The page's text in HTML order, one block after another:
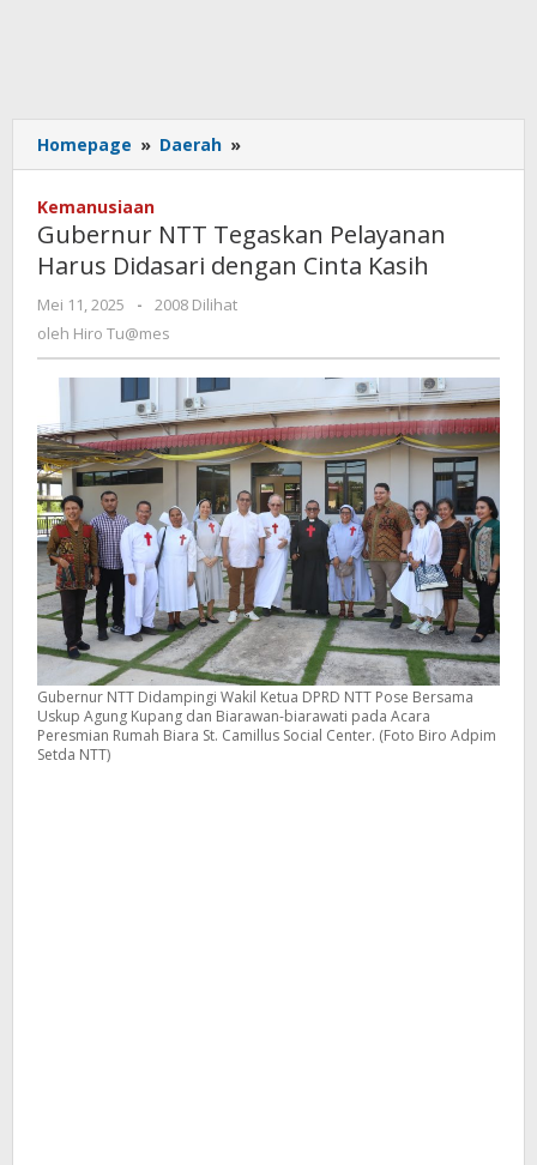
Homepage » Daerah »
NTT
Harus
Didasari
Kemanusiaan
Gubernur NTT Tegaskan Pelayanan
Harus Didasari dengan Cinta Kasih
Mei 11, 2025
oleh
Hiro
-
2008 Dilihat
oleh Hiro Tu@mes
Gubernur NTT Didampingi Wakil Ketua DPRD NTT Pose Bersama
Uskup Agung Kupang dan Biarawan-biarawati pada Acara
Peresmian Rumah Biara St. Camillus Social Center. (Foto Biro Adpim
Setda NTT)